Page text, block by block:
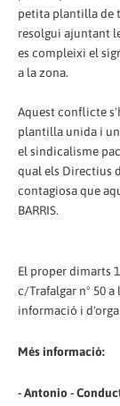
petita plantilla de
resolgui ajuntant
es compleixi el
a la zona.
Aquest conflicte
plantilla unida i
el sindicalisme
qual els Directius
contagiosa que
BARRIS.
El proper dimarts
c/Trafalgar nº 50
informació i
Més informació:
- Antonio -